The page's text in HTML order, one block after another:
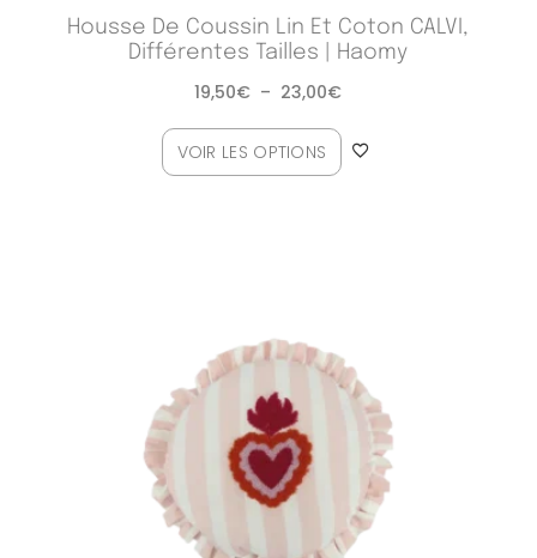
Housse De Coussin Lin Et Coton CALVI,
Différentes Tailles | Haomy
19,50€ – 23,00€
VOIR LES OPTIONS
Plage
de
prix :
125,00€
à
164,00€